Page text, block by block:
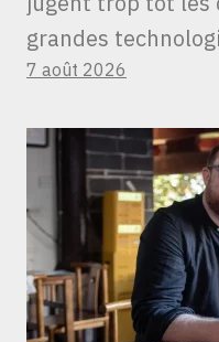
grandes
7 août 2026